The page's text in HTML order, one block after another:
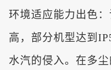
环境适应能力出色
高，部分机型达到
水汽的侵入。在多